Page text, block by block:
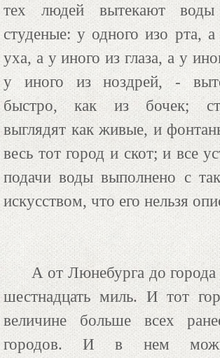
тех людей вытекают
студеные: у одного изо рта,
уха, а у иного из глаза, а у
у иного из ноздрей, -
быстро, как из бочек;
выглядят как живые, и
весь тот город и скот; и все
подачи воды выполнено с
искусством, что его нельзя
А от Люнебурга до города
шестнадцать миль. И тот
величине больше всех
городов. И в нем